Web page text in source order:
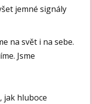
jemné signály
na svět i na sebe.
Jsme
jak hluboce